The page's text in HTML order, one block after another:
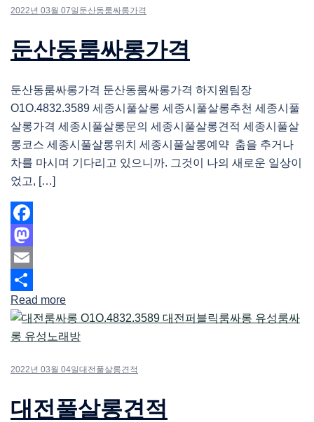
2022년 03월 07일 둔산동룸싸롱가격
둔산동룸싸롱가격
둔산동룸싸롱가격 둔산동룸싸롱가격 하지원팀장
O1O.4832.3589 세종시풀살롱 세종시풀살롱추천 세종시풀
살롱가격 세종시풀살롱문의 세종시풀살롱견적 세종시풀살
롱코스 세종시풀살롱위치 세종시풀살롱예약 춤을 추거나
차를 마시며 기다리고 있으니까. 그것이 나의 새로운 일상이
었고, […]
Facebook
Mastodon
Email
Share
Read more
2022년 03월 04일 대전풀살롱견적
대전풀살롱견적